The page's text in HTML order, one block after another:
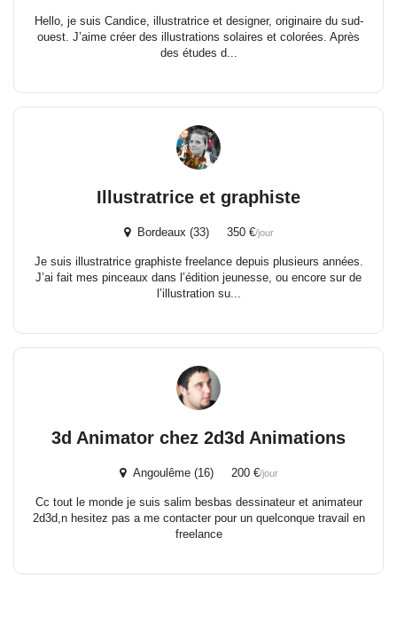
Hello, je suis Candice, illustratrice et designer, originaire du sud-
ouest. J’aime créer des illustrations solaires et colorées. Après
des études d...
Illustratrice et graphiste
Bordeaux (33) 350 €/jour
Je suis illustratrice graphiste freelance depuis plusieurs années.
J’ai fait mes pinceaux dans l’édition jeunesse, ou encore sur de
l’illustration su...
3d Animator chez 2d3d Animations
Angoulême (16) 200 €/jour
Cc tout le monde je suis salim besbas dessinateur et animateur
2d3d,n hesitez pas a me contacter pour un quelconque travail en
freelance